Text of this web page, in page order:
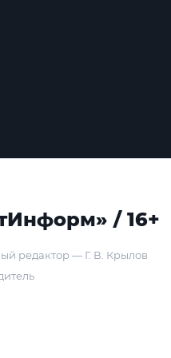
/ 16+
редактор — Г. В. Крылов